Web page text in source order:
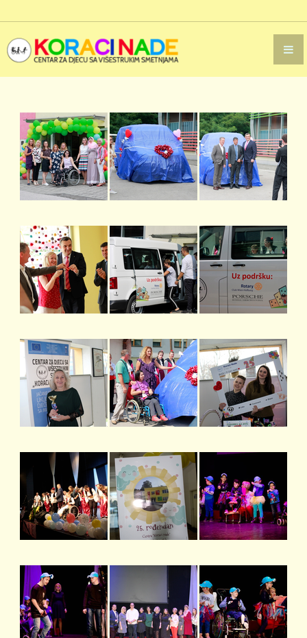
PROJEKTI
VIDEO GALERIJA
GALERIJA SLIKA
KONTAKT